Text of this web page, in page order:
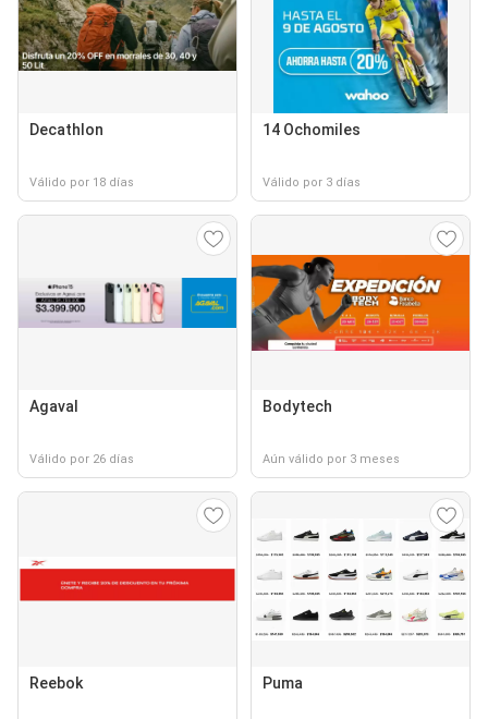
Decathlon
Válido por 18 días
14 Ochomiles
Válido por 3 días
Agaval
Válido por 26 días
Bodytech
Aún válido por 3 meses
Reebok Puma